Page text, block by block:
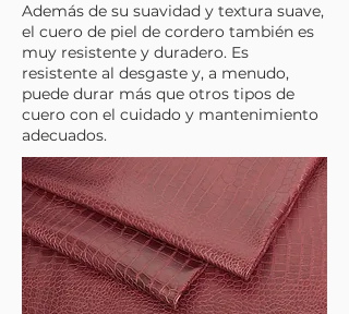
Además de su suavidad y textura suave,
el cuero de piel de cordero también es
muy resistente y duradero. Es
resistente al desgaste y, a menudo,
puede durar más que otros tipos de
cuero con el cuidado y mantenimiento
adecuados.